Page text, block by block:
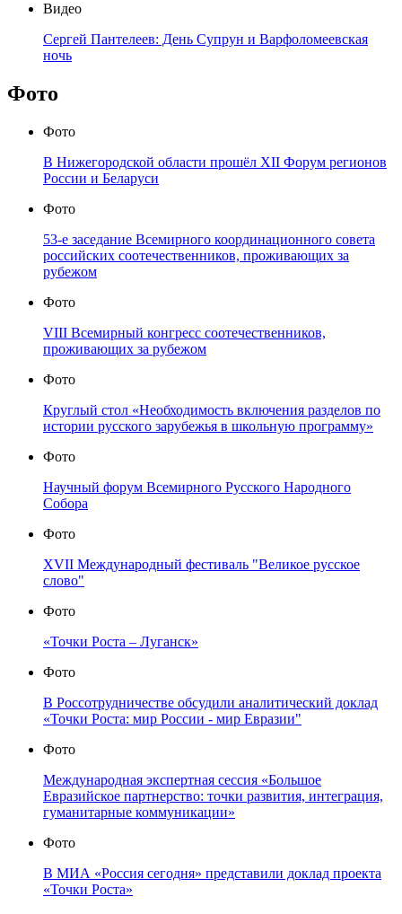
Видео
Сергей Пантелеев: День Супрун и Варфоломеевская
ночь
Фото
Фото
В Нижегородской области прошёл XII Форум регионов
России и Беларуси
Фото
53-е заседание Всемирного координационного совета
российских соотечественников, проживающих за
рубежом
Фото
VIII Всемирный конгресс соотечественников,
проживающих за рубежом
Фото
Круглый стол «Необходимость включения разделов по
истории русского зарубежья в школьную программу»
Фото
Научный форум Всемирного Русского Народного
Собора
Фото
XVII Международный фестиваль "Великое русское
слово"
Фото
«Точки Роста – Луганск»
Фото
В Россотрудничестве обсудили аналитический доклад
«Точки Роста: мир России - мир Евразии"
Фото
Международная экспертная сессия «Большое
Евразийское партнерство: точки развития, интеграция,
гуманитарные коммуникации»
Фото
В МИА «Россия сегодня» представили доклад проекта
«Точки Роста»